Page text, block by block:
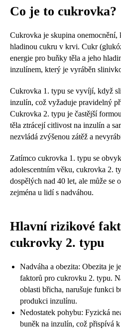
Co je to cukrovka?
Cukrovka je skupina onemocnění,
hladinou cukru v krvi. Cukr
energie pro buňky těla a jeho
inzulínem, který je vyráběn
Cukrovka 1. typu se vyvíjí, když
inzulín, což vyžaduje pravidelný
Cukrovka 2. typu je častější
těla ztrácejí citlivost na inzulín a
nezvládá zvýšenou zátěž a
Zatímco cukrovka 1. typu se
adolescentním věku, cukrovka 2.
dospělých nad 40 let, ale může se
zejména u lidí s nadváhou.
Hlavní rizikové
cukrovky 2. typu
Nadváha a obezita: Obezita je
faktorů pro cukrovku 2. typu.
oblasti břicha, narušuje funkci
produkci inzulínu.
Nedostatek pohybu: Fyzická
buněk na inzulín, což přispívá